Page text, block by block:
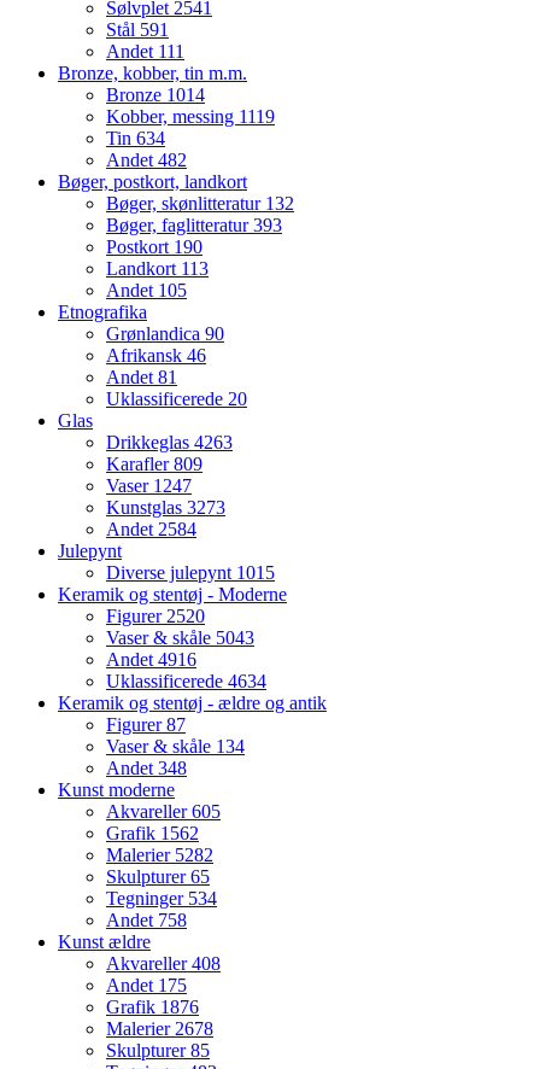
Sølvplet 2541
Stål 591
Andet 111
Bronze, kobber, tin m.m.
Bronze 1014
Kobber, messing 1119
Tin 634
Andet 482
Bøger, postkort, landkort
Bøger, skønlitteratur 132
Bøger, faglitteratur393
Postkort 190
Landkort 113
Andet 105
Etnografika
Grønlandica 90
Afrikansk 46
Andet 81
Uklassificerede 20
Glas
Drikkeglas 4263
Karafler809
Vaser 1247
Kunstglas 3273
Andet 2584
Julepynt
Diverse julepynt 1015
Keramik og stentøj - Moderne
Figurer 2520
Vaser & skåle 5043
Andet 4916
Uklassificerede 4634
Keramik og stentøj - ældre og antik
Figurer87
Vaser & skåle 134
Andet 348
Kunst moderne
Akvareller605
Grafik 1562
Malerier 5282
Skulpturer65
Tegninger 534
Andet 758
Kunst ældre
Akvareller408
Andet 175
Grafik 1876
Malerier 2678
Skulpturer85